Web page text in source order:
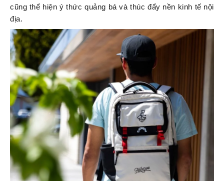
cũng thể hiện ý thức quảng bá và thúc đẩy nền kinh tế nội
địa.